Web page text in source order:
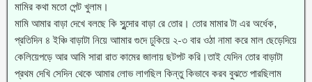
মামির কথা মতো পেন্ট খুলাম।
মামি আমার বাড়া দেখে বলছে কি সুন্দোর বাড়া রে তোর। তোর মামার টা এর অর্ধেক,
প্রতিদিন ৪ ইঞ্চি বাড়াটা নিয়ে আামার গুদে ঢুকিয়ে ২-৩ বার ওঠা নামা করে মাল ছেড়েদিয়ে
কেলিয়েপড়ে আর আমি সারা রাত কামের জালায় ছটপট করি।তাই যেদিন তোর বাড়াটা
প্রথম দেখি সেদিন থেকে আমার লোভ লাগছিল কিন্তু কিভাবে করব বুঝতে পারছিলাম